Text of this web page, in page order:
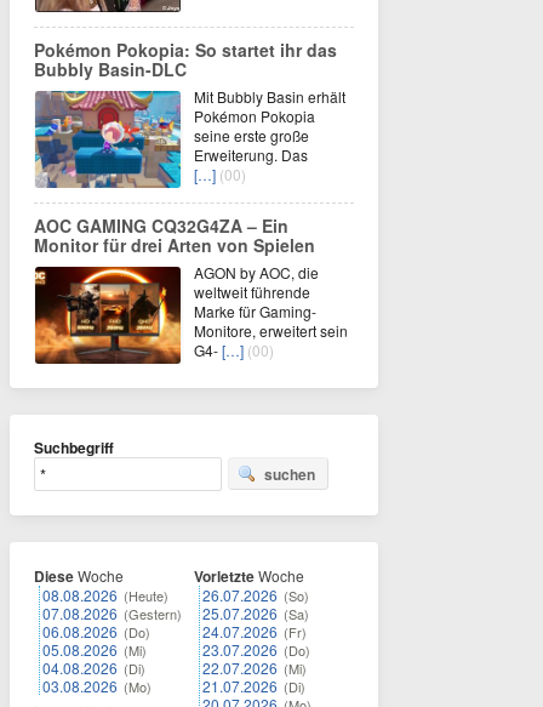
Pokémon Pokopia: So startet ihr das
Bubbly Basin-DLC
Mit Bubbly Basin erhält
Pokémon Pokopia
seine erste große
Erweiterung. Das
[…] (00)
AOC GAMING CQ32G4ZA – Ein
Monitor für drei Arten von Spielen
AGON by AOC, die
weltweit führende
Marke für Gaming-
Monitore, erweitert sein
G4-[…] (00)
Suchbegriff
suchen
DieseWoche
08.08.2026 (Heute)
07.08.2026 (Gestern)
06.08.2026 (Do)
05.08.2026 (Mi)
04.08.2026 (Di)
03.08.2026 (Mo)
VorletzteWoche
26.07.2026 (So)
25.07.2026 (Sa)
24.07.2026 (Fr)
23.07.2026 (Do)
22.07.2026 (Mi)
21.07.2026 (Di)